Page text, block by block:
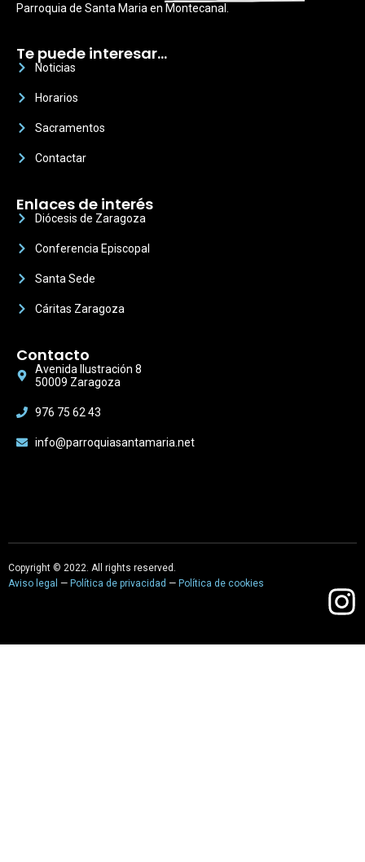
Parroquia de Santa Maria en Montecanal.
Te puede interesar…
Noticias
Horarios
Sacramentos
Contactar
Enlaces de interés
Diócesis de Zaragoza
Conferencia Episcopal
Santa Sede
Cáritas Zaragoza
Contacto
Avenida Ilustración 8
50009 Zaragoza
976 75 62 43
info@parroquiasantamaria.net
Copyright © 2022. All rights reserved.
Aviso legal — Política de privacidad — Política de cookies